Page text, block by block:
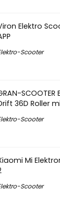
Elektro
Scooter
36D Roller
Scooter
Mi
Scooter